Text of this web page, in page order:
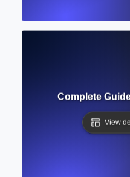
Strategy? Complete
View